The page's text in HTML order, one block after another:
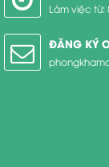
Làm việc từ:
ĐĂNG KÝ